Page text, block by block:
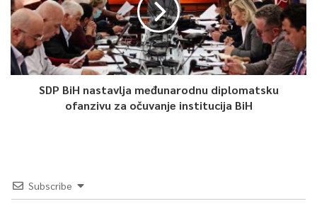
SDP BiH nastavlja međunarodnu diplomatsku
ofanzivu za očuvanje institucija BiH
Subscribe